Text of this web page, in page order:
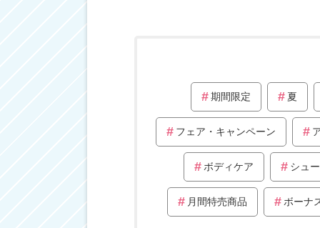
期間限定 夏
フェア・キャンペーン
ボディケア シュ
月間特売商品 ボーナ